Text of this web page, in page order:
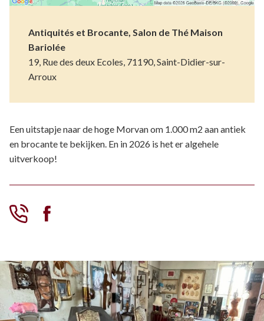
Antiquités et Brocante, Salon de Thé Maison
Bariolée
19, Rue des deux Ecoles, 71190, Saint-Didier-sur-
Arroux
Een uitstapje naar de hoge Morvan om 1.000 m2 aan antiek
en brocante te bekijken. En in 2026 is het er algehele
uitverkoop!